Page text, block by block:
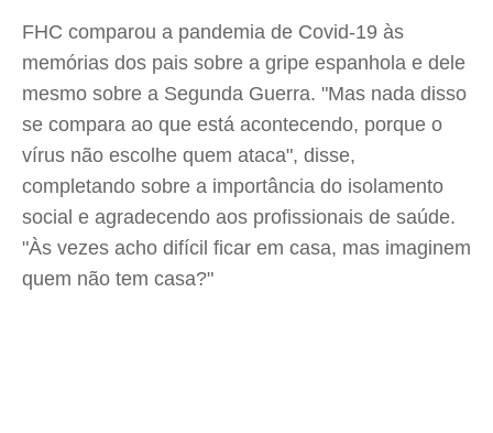
FHC comparou a pandemia de Covid-19 às
memórias dos pais sobre a gripe espanhola e dele
mesmo sobre a Segunda Guerra. "Mas nada disso
se compara ao que está acontecendo, porque o
vírus não escolhe quem ataca", disse,
completando sobre a importância do isolamento
social e agradecendo aos profissionais de saúde.
"Às vezes acho difícil ficar em casa, mas imaginem
quem não tem casa?"